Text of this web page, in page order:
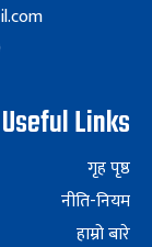
Useful Links
गृह पृष्ठ
नीति-नियम
हाम्रो बारे